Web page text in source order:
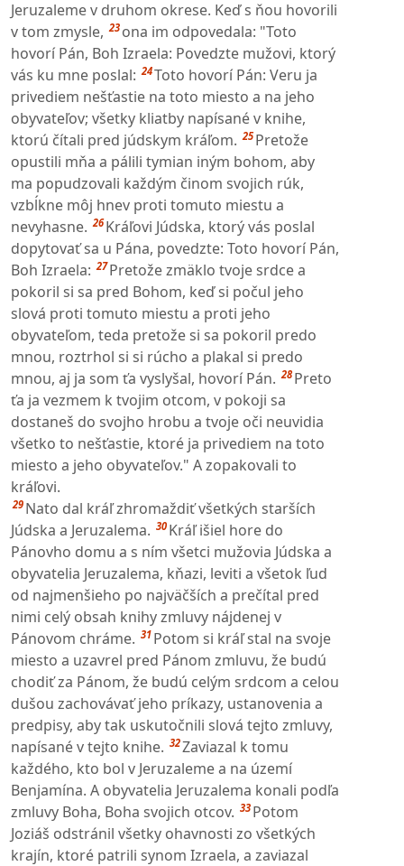
Jeruzaleme v druhom okrese. Keď s ňou hovorili
v tom zmysle, 23 ona im odpovedala: "Toto
hovorí Pán, Boh Izraela: Povedzte mužovi, ktorý
vás ku mne poslal: 24Toto hovorí Pán: Veru ja
privediem nešťastie na toto miesto a na jeho
obyvateľov; všetky kliatby napísané v knihe,
ktorú čítali pred júdskym kráľom. 25 Pretože
opustili mňa a pálili tymian iným bohom, aby
ma popudzovali každým činom svojich rúk,
vzbĺkne môj hnev proti tomuto miestu a
nevyhasne. 26 Kráľovi Júdska, ktorý vás poslal
dopytovať sa u Pána, povedzte: Toto hovorí Pán,
Boh Izraela: 27 Pretože zmäklo tvoje srdce a
pokoril si sa pred Bohom, keď si počul jeho
slová proti tomuto miestu a proti jeho
obyvateľom, teda pretože si sa pokoril predo
mnou, roztrhol si si rúcho a plakal si predo
mnou, aj ja som ťa vyslyšal, hovorí Pán. 28 Preto
ťa ja vezmem k tvojim otcom, v pokoji sa
dostaneš do svojho hrobu a tvoje oči neuvidia
všetko to nešťastie, ktoré ja privediem na toto
miesto a jeho obyvateľov." A zopakovali to
kráľovi.
29 Nato dal kráľ zhromaždiť všetkých starších
Júdska a Jeruzalema. 30 Kráľ išiel hore do
Pánovho domu a s ním všetci mužovia Júdska a
obyvatelia Jeruzalema, kňazi, leviti a všetok ľud
od najmenšieho po najväčších a prečítal pred
nimi celý obsah knihy zmluvy nájdenej v
Pánovom chráme. 31 Potom si kráľ stal na svoje
miesto a uzavrel pred Pánom zmluvu, že budú
chodiť za Pánom, že budú celým srdcom a celou
dušou zachovávať jeho príkazy, ustanovenia a
predpisy, aby tak uskutočnili slová tejto zmluvy,
napísané v tejto knihe. 32Zaviazal k tomu
každého, kto bol v Jeruzaleme a na území
Benjamína. A obyvatelia Jeruzalema konali podľa
zmluvy Boha, Boha svojich otcov. 33 Potom
Joziáš odstránil všetky ohavnosti zo všetkých
krajín, ktoré patrili synom Izraela, a zaviazal